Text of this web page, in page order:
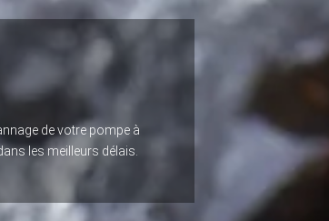
de votre pompe à
les meilleurs délais.